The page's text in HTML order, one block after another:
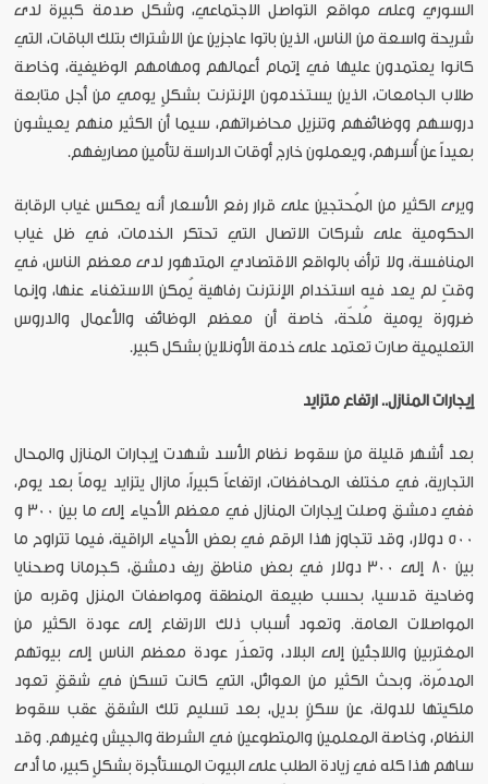
السوري وعلى مواقع التواصل الاجتماعي، وشكَّل صدمة كبيرة لدى
شريحة واسعة من الناس، الذين باتوا عاجزين عن الاشتراك بتلك الباقات، التي
كانوا يعتمدون عليها في إتمام أعمالهم ومهامهم الوظيفية، وخاصة
طلاب الجامعات، الذين يستخدمون الإنترنت بشكلٍ يومي من أجل متابعة
دروسهم ووظائفهم وتنزيل محاضراتهم، سيما أن الكثير منهم يعيشون
بعيداً عن أُسرهم، ويعملون خارج أوقات الدراسة لتأمين مصاريفهم.
ويرى الكثير من المُحتجين على قرار رفع الأسعار أنه يعكس غياب الرقابة
الحكومية على شركات الاتصال التي تحتكر الخدمات، في ظل غياب
المنافسة، ولا ترأف بالواقع الاقتصادي المتدهور لدى معظم الناس، في
وقتٍ لم يعد فيه استخدام الإنترنت رفاهية يُمكن الاستغناء عنها، وإنما
ضرورة يومية مُلحّة، خاصة أن معظم الوظائف والأعمال والدروس
التعليمية صارت تعتمد على خدمة الأونلاين بشكل كبير.
إيجارات المنازل.. ارتفاع متزايد
بعد أشهر قليلة من سقوط نظام الأسد شهدت إيجارات المنازل والمحال
التجارية، في مختلف المحافظات، ارتفاعاً كبيراً، مازال يتزايد يوماً بعد يوم،
ففي دمشق وصلت إيجارات المنازل في معظم الأحياء إلى ما بين 300 و
500 دولار، وقد تتجاوز هذا الرقم في بعض الأحياء الراقية، فيما تتراوح ما
بين 80 إلى 300 دولار في بعض مناطق ريف دمشق، كجرمانا وصحنايا
وضاحية قدسيا، بحسب طبيعة المنطقة ومواصفات المنزل وقربه من
المواصلات العامة. وتعود أسباب ذلك الارتفاع إلى عودة الكثير من
المغتربين واللاجئين إلى البلاد، وتعذّر عودة معظم الناس إلى بيوتهم
المدمّرة، وبحث الكثير من العوائل، التي كانت تسكن في شققٍ تعود
ملكيتها للدولة، عن سكنٍ بديل، بعد تسليم تلك الشقق عقب سقوط
النظام، وخاصة المعلمين والمتطوعين في الشرطة والجيش وغيرهم. وقد
ساهم هذا كله في زيادة الطلب على البيوت المستأجرة بشكلٍ كبير، ما أدى